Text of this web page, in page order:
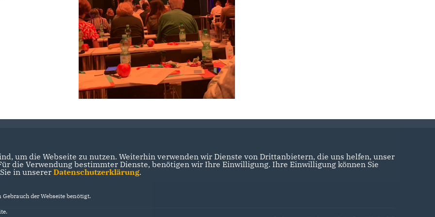
um die Webseite zu nutzen. Weiterhin verwenden wir Dienste von Drittanbietern, die uns helfen, unser
die Verwendung bestimmter Dienste, benötigen wir Ihre Einwilligung. Ihre Einwilligung können Sie
in unserer Datenschutzerklärung.
der Webseite benötigt.